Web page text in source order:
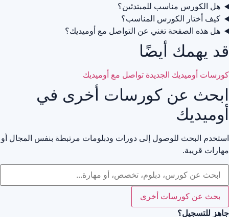
هل الكورس مناسب للمبتدئين؟
كيف أختار الكورس المناسب؟
هل هذه الصفحة تغني عن التواصل مع أوميديك؟
قد يهمك أيضًا
كورسات أوميديك الجديدة تواصل مع أوميديك
ابحث عن كورسات أخرى في
أوميديك
استخدم البحث للوصول إلى دورات ودبلومات مرتبطة بنفس المجال أو
مهارات قريبة.
بحث عن كورسات أخرى
جاهز للتسجيل؟